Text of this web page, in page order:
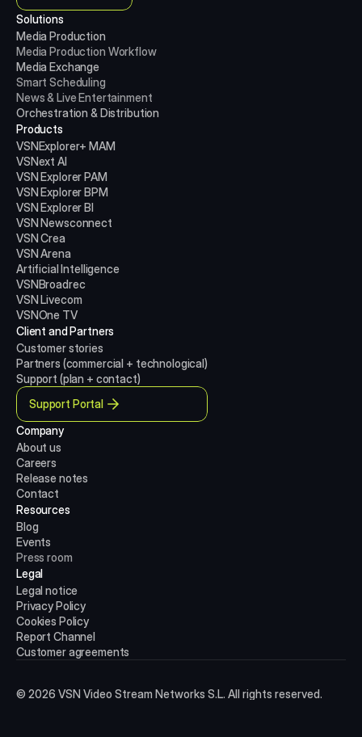
Solutions
Media Production
Media Production Workflow
Media Exchange
Smart Scheduling
News & Live Entertainment
Orchestration & Distribution
Products
VSNExplorer+ MAM
VSNext AI
VSN Explorer PAM
VSN Explorer BPM
VSN Explorer BI
VSN Newsconnect
VSN Crea
VSN Arena
Artificial Intelligence
VSNBroadrec
VSN Livecom
VSNOne TV
Client and Partners
Customer stories
Partners (commercial + technological)
Support (plan + contact)
Support Portal
Company
About us
Careers
Release notes
Contact
Resources
Blog
Events
Press room
Legal
Legal notice
Privacy Policy
Cookies Policy
Report Channel
Customer agreements
© 2026 VSN Video Stream Networks S.L. All rights reserved.